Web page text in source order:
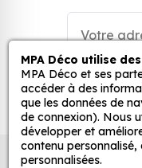
Personnalisez la
simple et rapide
lisses, propres et
Grâce à notre
adaptez la
d’un meuble,
MPA Déco utilise
MPA Déco et ses
accéder à des
que les données de
de connexion). Nous
développer et
contenu
personnalisées.